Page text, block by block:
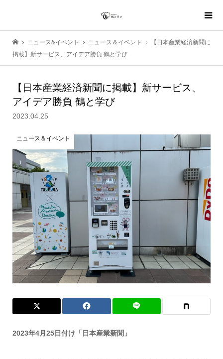
ニュース&イベント ニュース＆イベント
【日本産業経済新聞に
掲載】新サービス、アイデア勝負 鶴と学び
【日本産業経済新聞に掲載】新サービス、
アイデア勝負 鶴と学び
2023.04.25
ニュース＆イベント
2023年4月25日付け「日本産業新聞」